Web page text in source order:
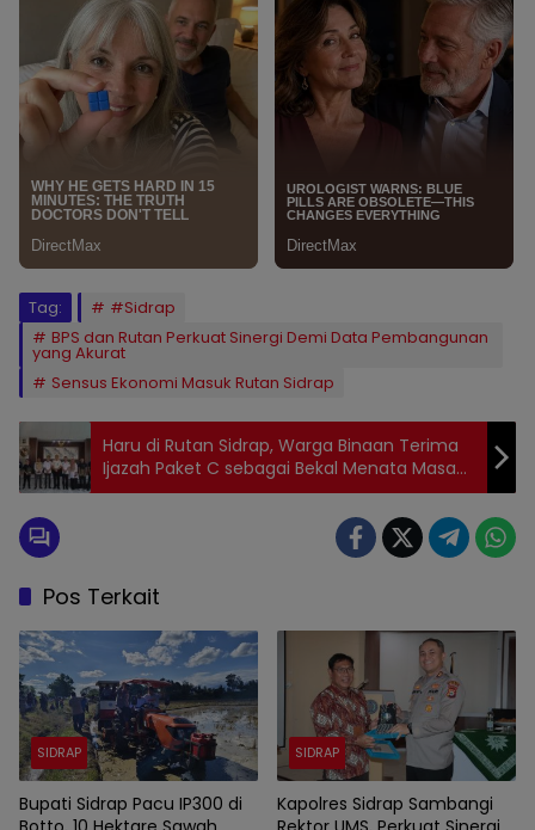
Tag:
#Sidrap
BPS dan Rutan Perkuat Sinergi Demi Data Pembangunan
yang Akurat
Sensus Ekonomi Masuk Rutan Sidrap
Haru di Rutan Sidrap, Warga Binaan Terima
Ijazah Paket C sebagai Bekal Menata Masa
Depan
Pos Terkait
SIDRAP
Bupati Sidrap Pacu IP300 di
SIDRAP
Kapolres Sidrap Sambangi